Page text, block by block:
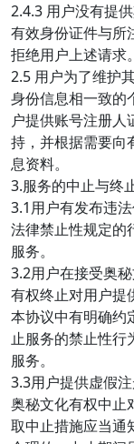
2.4.3 用户没有提
有效身份证件与所
拒绝用户上述请求。
2.5 用户为了维护
身份信息相一致的
户提供账号注册
持，并根据需要向
息资料。
3.服务的中止与终
3.1用户有发布违
法律禁止性规定的
服务。
3.2用户在接受奥
有权终止对用户提
本协议中有明确约
止服务的禁止性行
服务。
3.3用户提供虚假
奥秘文化有权中止
取中止措施应当通